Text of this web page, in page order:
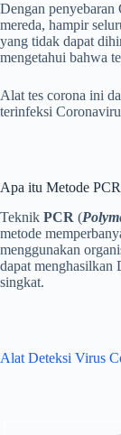
Dengan
mereda, hampir
yang tidak dapat
mengetahui bahwa
Alat tes corona ini
terinfeksi
Apa itu Metode
Teknik PCR (
metode
menggunakan
dapat menghasilkan
singkat.
Alat Deteksi Virus